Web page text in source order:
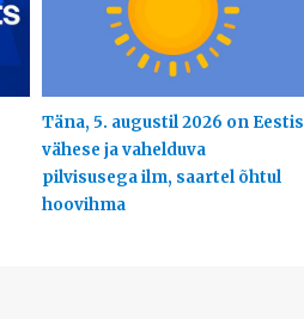
Täna, 5. augustil 2026 on Eestis
vähese ja vahelduva
pilvisusega ilm, saartel õhtul
hoovihma